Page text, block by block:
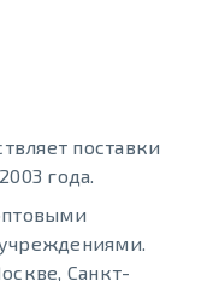
поставки
года.
Санкт-